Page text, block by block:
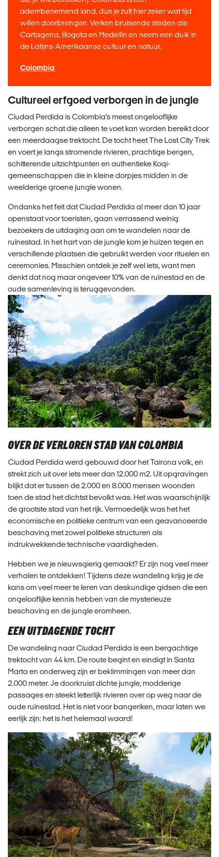
adembenemend land, dus je zult hier zeker wat tijd
willen doorbrengen. Verken bruisende steden als
Cartagena, Bogota en Medellin en neem een duik in
de Latijns-Amerikaanse cultuur en natuur.
Colombia
Cultureel erfgoed verborgen in de jungle
Ciudad Perdida is Colombia's meest ongelooflijke
verborgen schat die alleen te voet kan worden bereikt door
een meerdaagse trektocht. De tocht heet The Lost City Trek
en voert je langs stromende rivieren, prachtige bergen,
schitterende uitzichtpunten en authentieke Koqi-
gemeenschappen die in kleine dorpjes midden in de
weelderige groene jungle wonen.
Ondanks het feit dat Ciudad Perdida al meer dan 10 jaar
openstaat voor toeristen, gaan verrassend weinig
bezoekers de uitdaging aan om te wandelen naar de
ruïnestad. In het hart van de jungle kom je huizen tegen en
verschillende plaatsen die gebruikt werden voor rituelen en
ceremonies. Misschien ontdek je zelf wel iets, want men
denkt dat nog maar ongeveer 10% van de ruïnestad en de
oude samenleving is teruggevonden.
OVER DE VERLOREN STAD VAN COLOMBIA
Ciudad Perdida werd gebouwd door het Tairona volk, en
strekt zich uit over iets meer dan 12.000 m2. Uit opgravingen
blijkt dat er tussen de 2.000 en 8.000 mensen woonden
toen de stad het dichtst bevolkt was. Het was waarschijnlijk
de grootste stad van het rijk. Vermoedelijk was het het
economische en politieke centrum van een geavanceerde
beschaving met zowel politieke structuren als
indrukwekkende technische vaardigheden.
Hebben we je nieuwsgierig gemaakt? Er zijn nog veel meer
verhalen te ontdekken! Tijdens deze wandeling krijg je de
kans om veel meer te leren van deskundige gidsen die een
ongelooflijke kennis hebben van de mysterieuze
beschaving en de jungle eromheen.
EEN UITDAGENDE TOCHT
De wandeling naar Ciudad Perdida is een bergachtige
trektocht van 44 km. De route begint en eindigt in Santa
Marta en onderweg zijn er beklimmingen van meer dan
2.000 meter. Je doorkruist dichte jungle, modderige
passages en steekt letterlijk rivieren over op weg naar de
oude ruïnestad. Het is niet voor bangeriken, maar laten we
eerlijk zijn: het is het helemaal waard!